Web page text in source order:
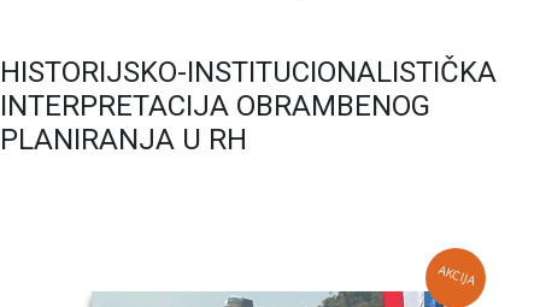
HISTORIJSKO-INSTITUCIONALISTIČKA
INTERPRETACIJA OBRAMBENOG
PLANIRANJA U RH
AKCIJA